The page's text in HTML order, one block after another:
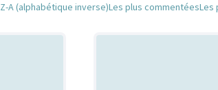
Z-A (alphabétique inverse)Les plus commentéesLes